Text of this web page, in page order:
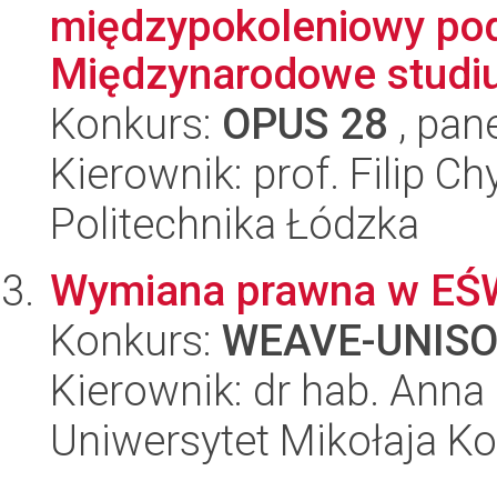
międzypokoleniowy
Międzynarodowe
Konkurs: OPUS 28 ,
Kierownik: prof. Filip
Politechnika Łódzka
Wymiana prawna w
Konkurs: WEAVE-
Kierownik: dr hab.
Uniwersytet Mikołaja